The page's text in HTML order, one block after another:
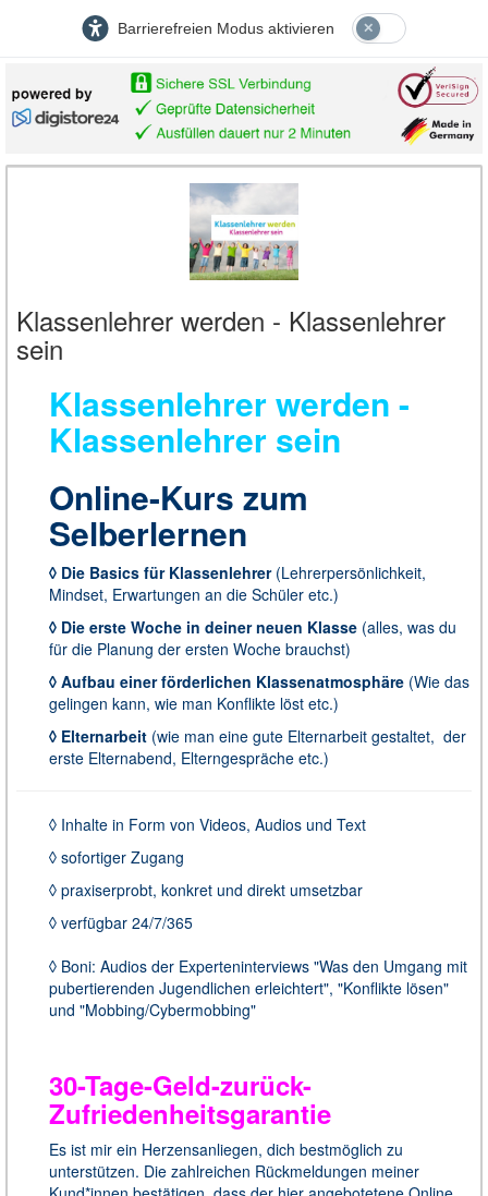
Barrierefreien Modus aktivieren
Klassenlehrer werden - Klassenlehrer
sein
Klassenlehrer werden -
Klassenlehrer sein
Online-Kurs zum
Selberlernen
◊ Die Basics für Klassenlehrer(Lehrerpersönlichkeit,
Mindset, Erwartungen an die Schüler etc.)
◊ Die erste Woche in deiner neuen Klasse (alles, was du
für die Planung der ersten Woche brauchst)
◊ Aufbau einer förderlichen Klassenatmosphäre (Wie das
gelingen kann, wie man Konflikte löst etc.)
◊ Elternarbeit (wie man eine gute Elternarbeit gestaltet, der
erste Elternabend, Elterngespräche etc.)
◊ Inhalte in Form von Videos, Audios und Text
◊ sofortiger Zugang
◊ praxiserprobt, konkret und direkt umsetzbar
◊ verfügbar 24/7/365
◊ Boni: Audios der Experteninterviews "Was den Umgang mit
pubertierenden Jugendlichen erleichtert", "Konflikte lösen"
und "Mobbing/Cybermobbing"
30-Tage-Geld-zurück-
Zufriedenheitsgarantie
Es ist mir ein Herzensanliegen, dich bestmöglich zu
unterstützen. Die zahlreichen Rückmeldungen meiner